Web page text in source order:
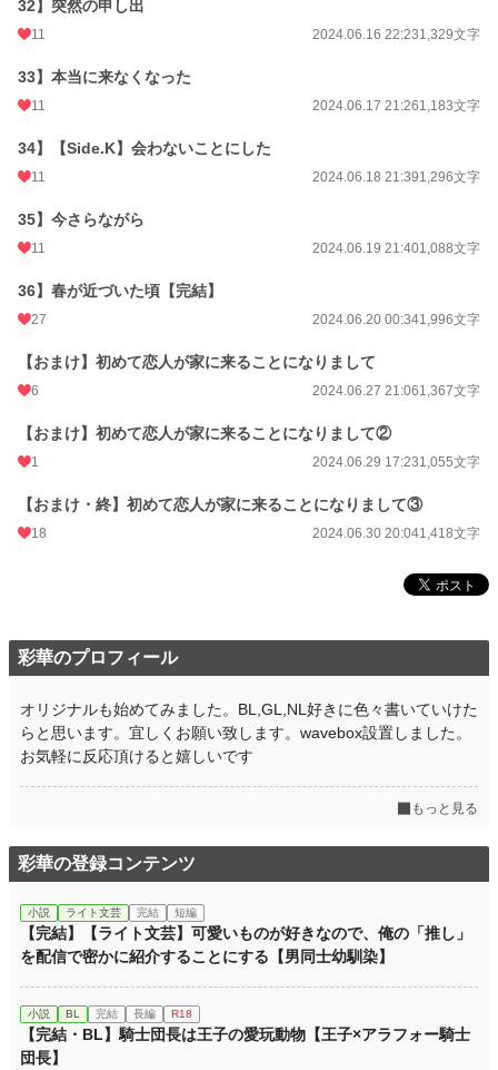
32】突然の申し出
11 2024.06.16 22:231,329文字
33】本当に来なくなった
11 2024.06.17 21:261,183文字
34】【Side.K】会わないことにした
11 2024.06.18 21:391,296文字
35】今さらながら
11 2024.06.19 21:401,088文字
36】春が近づいた頃【完結】
27 2024.06.20 00:341,996文字
【おまけ】初めて恋人が家に来ることになりまして
6 2024.06.27 21:061,367文字
【おまけ】初めて恋人が家に来ることになりまして②
1 2024.06.29 17:231,055文字
【おまけ・終】初めて恋人が家に来ることになりまして③
18 2024.06.30 20:041,418文字
彩華のプロフィール
オリジナルも始めてみました。BL,GL,NL好きに色々書いていけた
らと思います。宜しくお願い致します。wavebox設置しました。
お気軽に反応頂けると嬉しいです
もっと見る
彩華の登録コンテンツ
小説 ライト文芸 完結 短編
【完結】【ライト文芸】可愛いものが好きなので、俺の「推し」
を配信で密かに紹介することにする【男同士幼馴染】
小説 BL 完結 長編 R18
【完結・BL】騎士団長は王子の愛玩動物【王子×アラフォー騎士
団長】